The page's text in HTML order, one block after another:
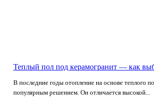
Теплый пол под керамогранит — как
В последние годы отопление на основе теплого
популярным решением. Он отличается высокой...